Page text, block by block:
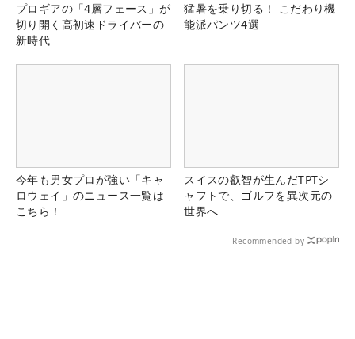
プロギアの「4層フェース」が
切り開く高初速ドライバーの
新時代
猛暑を乗り切る！ こだわり機
能派パンツ4選
今年も男女プロが強い「キャ
ロウェイ」のニュース一覧は
こちら！
スイスの叡智が生んだTPTシ
ャフトで、ゴルフを異次元の
世界へ
Recommended by